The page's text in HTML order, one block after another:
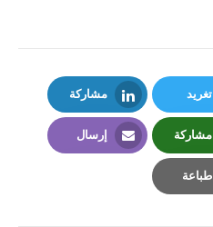
تغريد
Twitter
مشاركة
LinkedIn
مشاركة
Whatsapp
إرسال
طباعة